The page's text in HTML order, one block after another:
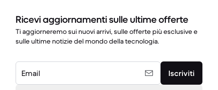
Ricevi aggiornamenti sulle ultime offerte
Ti aggiorneremo sui nuovi arrivi, sulle offerte più esclusive e
sulle ultime notizie del mondo della tecnologia.
Email Iscriviti